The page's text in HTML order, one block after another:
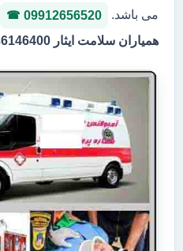
می باشد.
09912656520
همیاران سلامت ایثار 36146400 شماره پروانه 3-323036